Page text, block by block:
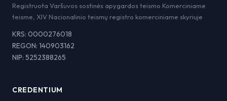
Registruota Varšuvos sostinės apygardos teismo Komerciniame
teisme, XIV Nacionalinio teismų registro komerciniame skyriuje
KRS: 0000276018
REGON: 140903162
NIP: 5252388265
CREDENTIUM